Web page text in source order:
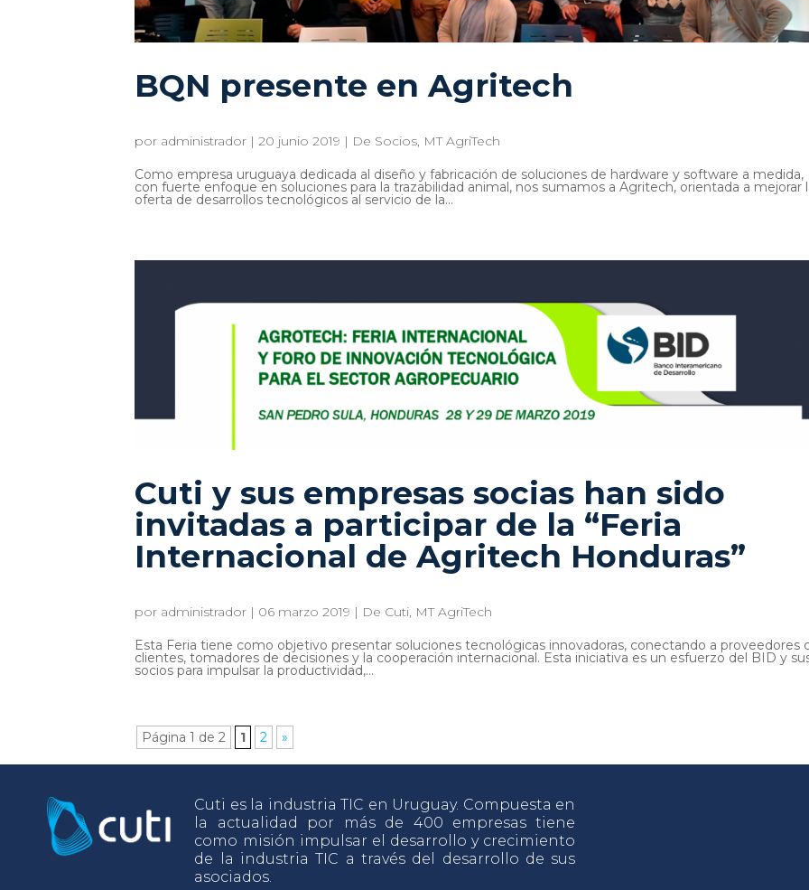
BQN presente en Agritech
por administrador |20 junio 2019 | De Socios, MT AgriTech
Como empresa uruguaya dedicada al diseño y fabricación de soluciones de hardware y software a medida,
con fuerte enfoque en soluciones para la trazabilidad animal, nos sumamos a Agritech, orientada a mejorar
oferta de desarrollos tecnológicos al servicio de la...
Cuti y sus empresas socias han sido
invitadas a participar de la “Feria
Internacional de Agritech Honduras”
por administrador | 06 marzo 2019 | De Cuti, MT AgriTech
Esta Feria tiene como objetivo presentar soluciones tecnológicas innovadoras, conectando a proveedores
clientes, tomadores de decisiones y la cooperación internacional. Esta iniciativa es un esfuerzo del BID y
socios para impulsar la productividad,...
Página 1 de 2 1 2 »
Cuti es la industria TIC en Uruguay. Compuesta en
la actualidad por más de 400 empresas tiene
como misión impulsar el desarrollo y crecimiento
de la industria TIC a través del desarrollo de sus
asociados.